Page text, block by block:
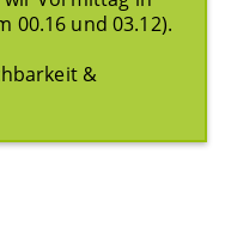
00.16 und 03.12).
&